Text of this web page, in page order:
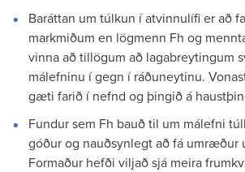
Baráttan um túlkun í atvinnulífi er að
markmiðum en lögmenn Fh og
vinna að tillögum að lagabreytingum
málefninu í gegn í ráðuneytinu.
gæti farið í nefnd og þingið á
Fundur sem Fh bauð til um málefni
góður og nauðsynlegt að fá umræður
Formaður hefði viljað sjá meira